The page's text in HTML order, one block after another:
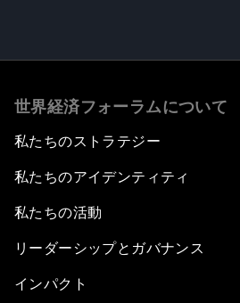
世界経済フォーラムについて
私たちのストラテジー
私たちのアイデンティティ
私たちの活動
リーダーシップとガバナンス
インパクト